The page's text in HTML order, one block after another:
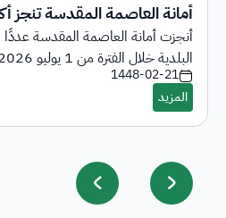
أمانة العاصمة المقدسة تنجز
أنجزت أمانة العاصمة المقدسة
البلدية خلال الفترة من 1 يوليو 2026م حتى 30 يو...
1448-02-21